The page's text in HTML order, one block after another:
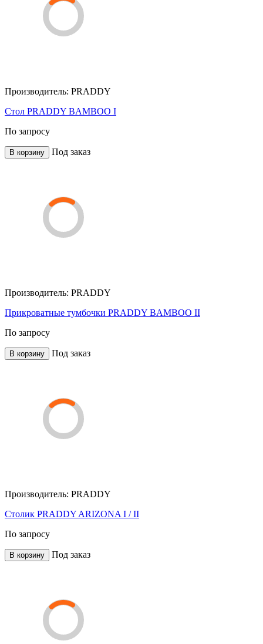
Производитель: PRADDY
Стол PRADDY BAMBOO I
По запросу
В корзину Под заказ
Производитель: PRADDY
Прикроватные тумбочки PRADDY BAMBOO II
По запросу
В корзину Под заказ
Производитель: PRADDY
Столик PRADDY ARIZONA I / II
По запросу
В корзину Под заказ